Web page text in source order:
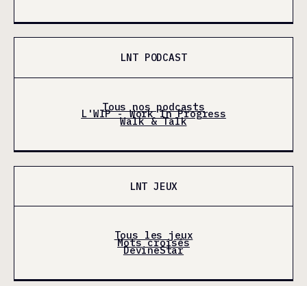
LNT PODCAST
Tous nos podcasts
L'WIP - Work In Progress
Walk & Talk
LNT JEUX
Tous les jeux
Mots croisés
DevineStar